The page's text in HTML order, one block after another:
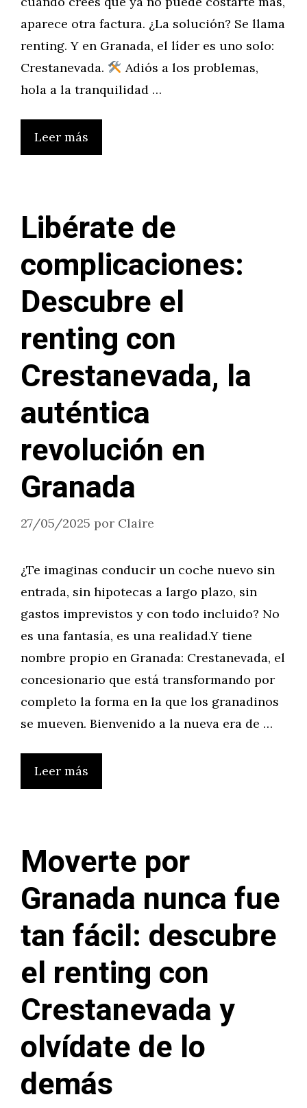
aparece otra factura. ¿La solución? Se llama
renting. Y en Granada, el líder es uno solo:
Crestanevada.
Adiós a los problemas,
hola a la tranquilidad …
Leer más
Libérate de
complicaciones:
Descubre el
renting con
Crestanevada, la
auténtica
revolución en
Granada
27/05/2025 por Claire
¿Te imaginas conducir un coche nuevo sin
entrada, sin hipotecas a largo plazo, sin
gastos imprevistos y con todo incluido? No
es una fantasía, es una realidad.Y tiene
nombre propio en Granada: Crestanevada, el
concesionario que está transformando por
completo la forma en la que los granadinos
se mueven. Bienvenido a la nueva era de …
Leer más
Moverte por
Granada nunca fue
tan fácil: descubre
el renting con
Crestanevada y
olvídate de lo
demás